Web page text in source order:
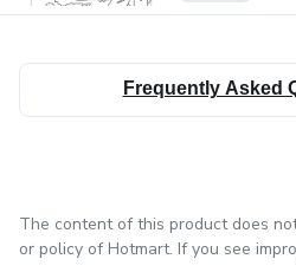
Frequently Asked
The content of this product does
or policy of Hotmart. If you see